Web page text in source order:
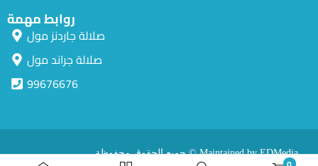
روابط مهمة
صلالة جاردنز مول
صلالة جراند مول
99676676
جميع الحقوق محفوظة © Maintained by EDMedia.